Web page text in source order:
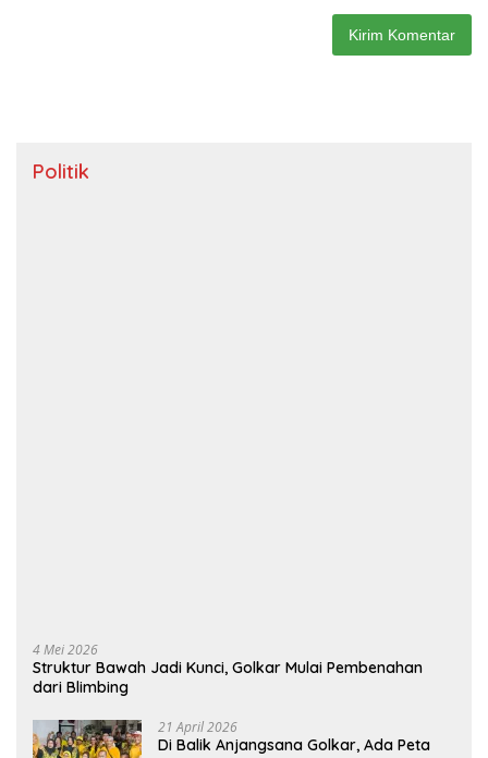
Politik
4 Mei 2026
Struktur Bawah Jadi Kunci, Golkar Mulai Pembenahan
dari Blimbing
21 April 2026
Di Balik Anjangsana Golkar, Ada Peta